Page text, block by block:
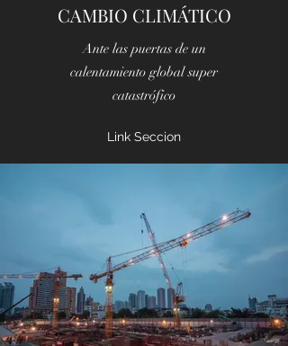
CAMBIO CLIMÁTICO
Ante las puertas de un
calentamiento global super
catastrófico
Link Seccion